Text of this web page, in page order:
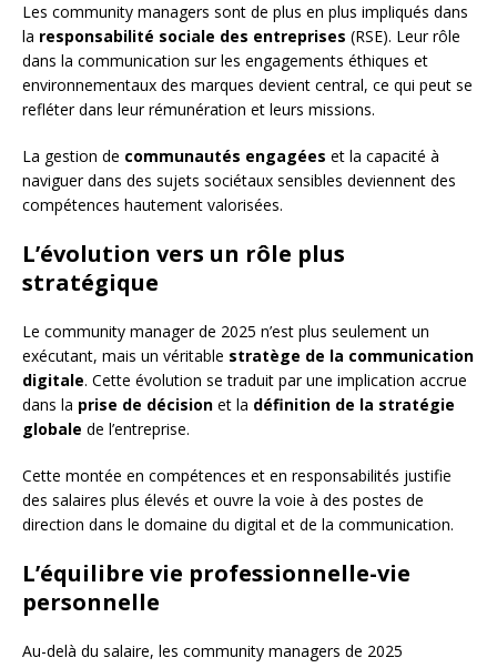
Les community managers sont de plus en plus impliqués dans
la responsabilité sociale des entreprises (RSE). Leur rôle
dans la communication sur les engagements éthiques et
environnementaux des marques devient central, ce qui peut se
refléter dans leur rémunération et leurs missions.
La gestion de communautés engagées et la capacité à
naviguer dans des sujets sociétaux sensibles deviennent des
compétences hautement valorisées.
L’évolution vers un rôle plus
stratégique
Le community manager de 2025 n’est plus seulement un
exécutant, mais un véritable stratège de la communication
digitale. Cette évolution se traduit par une implication accrue
dans la prise de décision et la définition de la stratégie
globale de l’entreprise.
Cette montée en compétences et en responsabilités justifie
des salaires plus élevés et ouvre la voie à des postes de
direction dans le domaine du digital et de la communication.
L’équilibre vie professionnelle-vie
personnelle
Au-delà du salaire, les community managers de 2025